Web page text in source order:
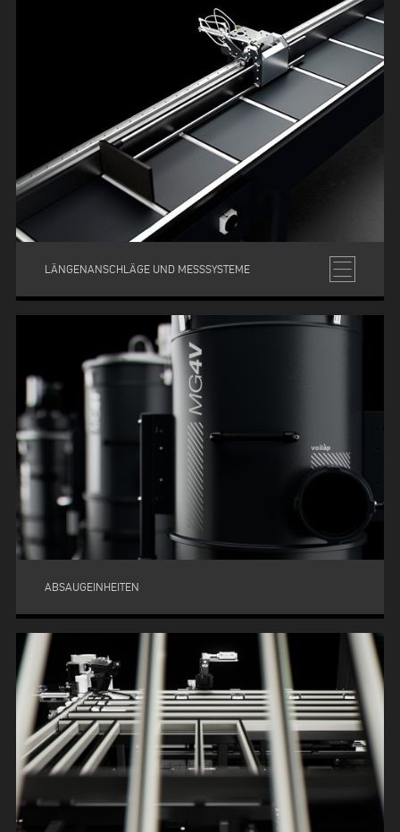
LÄNGENANSCHLÄGE UND MESSSYSTEME
ABSAUGEINHEITEN